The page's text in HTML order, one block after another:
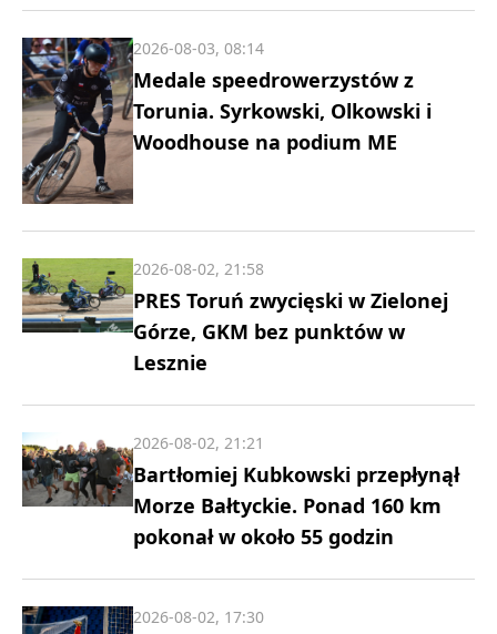
Medale speedrowerzystów z
Torunia. Syrkowski, Olkowski i
Woodhouse na podium ME
2026-08-03, 08:14
PRES Toruń zwycięski w Zielonej
Górze, GKM bez punktów w
Lesznie
2026-08-02, 21:58
Bartłomiej Kubkowski przepłynął
Morze Bałtyckie. Ponad 160 km
pokonał w około 55 godzin
2026-08-02, 21:21
2026-08-02, 17:30